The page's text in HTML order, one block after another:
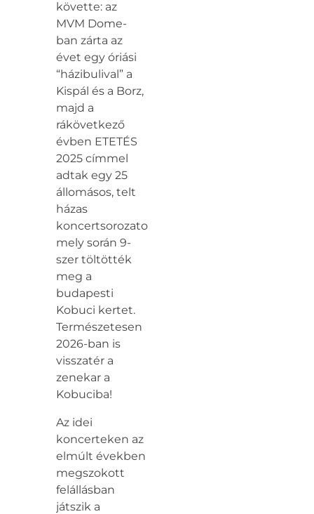
követte: az
MVM Dome-
ban zárta az
évet egy óriási
“házibulival” a
Kispál és a Borz,
majd a
rákövetkező
évben ETETÉS
2025 címmel
adtak egy 25
állomásos, telt
házas
koncertsorozatot,
mely során 9-
szer töltötték
meg a
budapesti
Kobuci kertet.
Természetesen
2026-ban is
visszatér a
zenekar a
Kobuciba!
Az idei
koncerteken az
elmúlt években
megszokott
felállásban
játszik a